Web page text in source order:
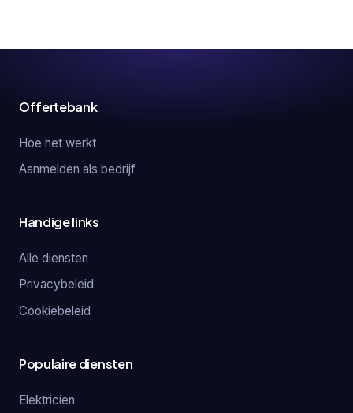
Offertebank
Hoe het werkt
Aanmelden als bedrijf
Handige links
Alle diensten
Privacybeleid
Cookiebeleid
Populaire diensten
Elektricien